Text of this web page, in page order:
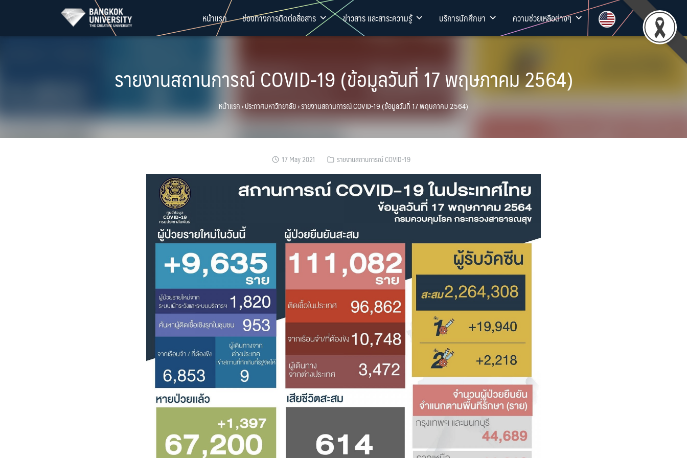
หน้าแรก ช่องทางการติดต่อสื่อสาร ข่าวสาร และสาระความรู้ บริการนักศึกษา ความช่วยเหลือต่างๆ
Search
Search
รายงานสถานการณ์ COVID-19 (ข้อมูลวันที่ 17 พฤษภาคม 2564)
หน้าแรก›ประกาศมหาวิทยาลัย›รายงานสถานการณ์ COVID-19 (ข้อมูลวันที่ 17 พฤษภาคม 2564)
17 May 2021 รายงานสถานการณ์ COVID-19